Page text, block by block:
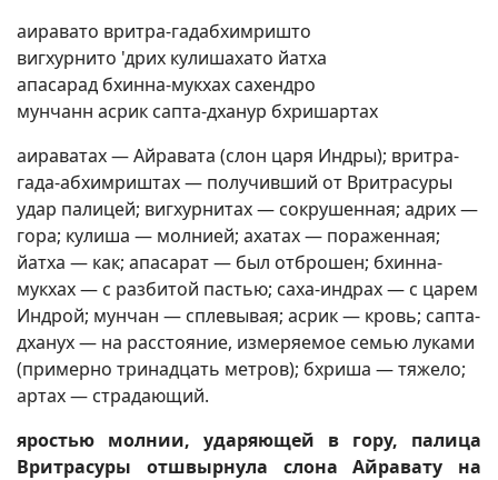
аиравато вритра-гадабхимришто
вигхурнито 'дрих кулишахато йатха
апасарад бхинна-мукхах сахендро
мунчанн асрик сапта-дханур бхришартах
аираватах — Айравата (слон царя Индры); вритра-
гада-абхимриштах — получивший от Вритрасуры
удар палицей; вигхурнитах — сокрушенная; адрих —
гора; кулиша — молнией; ахатах — пораженная;
йатха — как; апасарат — был отброшен; бхинна-
мукхах — с разбитой пастью; саха-индрах — с царем
Индрой; мунчан — сплевывая; асрик — кровь; сапта-
дханух — на расстояние, измеряемое семью луками
(примерно тринадцать метров); бхриша — тяжело;
артах — страдающий.
яростью молнии, ударяющей в гору, палица
Вритрасуры отшвырнула слона Айравату на